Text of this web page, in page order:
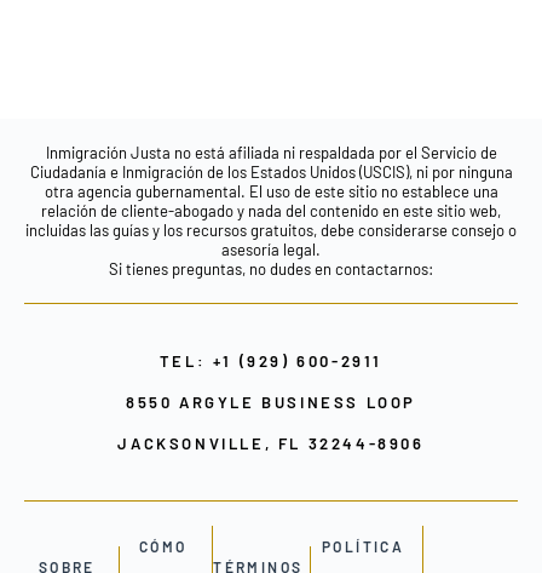
Inmigración Justa no está afiliada ni respaldada por el Servicio de
Ciudadanía e Inmigración de los Estados Unidos (USCIS), ni por ninguna
otra agencia gubernamental. El uso de este sitio no establece una
relación de cliente-abogado y nada del contenido en este sitio web,
incluidas las guías y los recursos gratuitos, debe considerarse consejo o
asesoría legal.
Si tienes preguntas, no dudes en contactarnos:
TEL: +1 (929) 600-2911
8550 ARGYLE BUSINESS LOOP
JACKSONVILLE, FL 32244-8906
SOBRE
CÓMO
TÉRMINOS
POLÍTICA